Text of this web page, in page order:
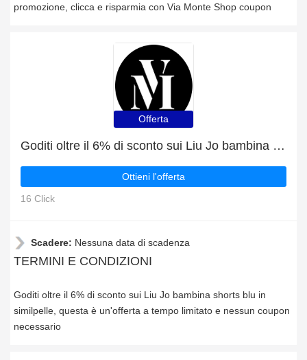
promozione, clicca e risparmia con Via Monte Shop coupon
Offerta
Goditi oltre il 6% di sconto sui Liu Jo bambina shorts blu in similpelle
Ottieni l'offerta
16 Click
Scadere: Nessuna data di scadenza
TERMINI E CONDIZIONI
Goditi oltre il 6% di sconto sui Liu Jo bambina shorts blu in
similpelle, questa è un'offerta a tempo limitato e nessun coupon
necessario